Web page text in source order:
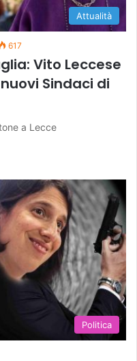
Attualità
617
Vito Leccese
Sindaci di
a Lecce
Politica